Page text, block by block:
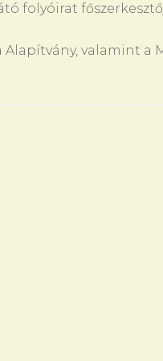
folyóirat
Alapítvány, valamint a